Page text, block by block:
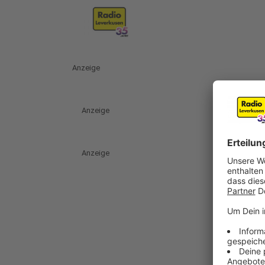
Anzeige
Anzeige
Anzeige